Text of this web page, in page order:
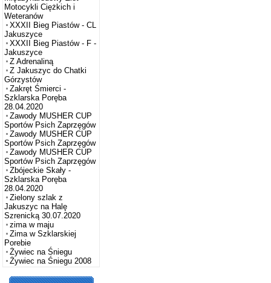
Motocykli Ciężkich i
Weteranów
XXXII Bieg Piastów - CL
Jakuszyce
XXXII Bieg Piastów - F -
Jakuszyce
Z Adrenaliną
Z Jakuszyc do Chatki
Górzystów
Zakręt Śmierci -
Szklarska Poręba
28.04.2020
Zawody MUSHER CUP
Sportów Psich Zaprzęgów
Zawody MUSHER CUP
Sportów Psich Zaprzęgów
Zawody MUSHER CUP
Sportów Psich Zaprzęgów
Zbójeckie Skały -
Szklarska Poręba
28.04.2020
Zielony szlak z
Jakuszyc na Halę
Szrenicką 30.07.2020
zima w maju
Zima w Szklarskiej
Porebie
Żywiec na Śniegu
Żywiec na Śniegu 2008